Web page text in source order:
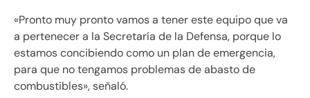
«Pronto muy pronto vamos a tener este equipo que va
a pertenecer a la Secretaría de la Defensa, porque lo
estamos concibiendo como un plan de emergencia,
para que no tengamos problemas de abasto de
combustibles», señaló.